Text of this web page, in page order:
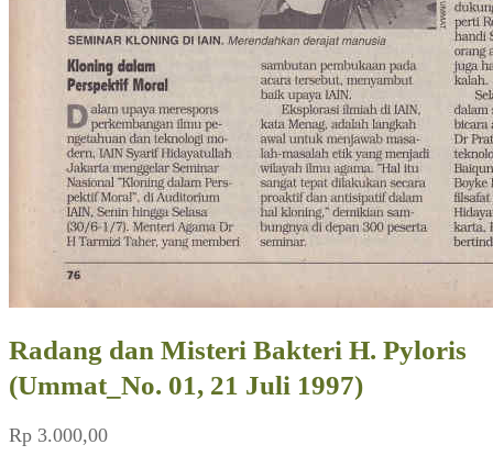
Radang dan Misteri Bakteri H. Pyloris
(Ummat_No. 01, 21 Juli 1997)
Rp 3.000,00